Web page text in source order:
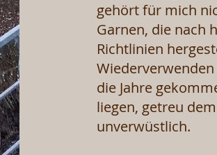
gehört für mich
Garnen, die nach
Richtlinien
die Jahre
liegen, getreu
unverwüstlich.